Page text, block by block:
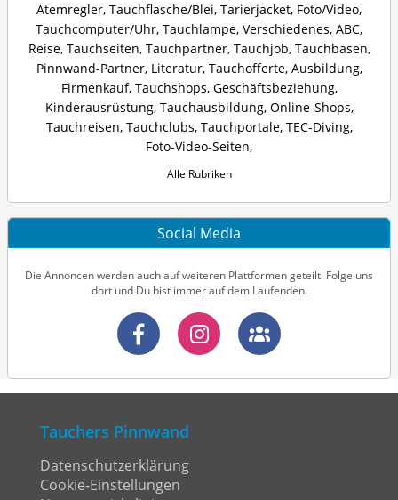
Atemregler, Tauchflasche/Blei, Tarierjacket, Foto/Video,
Tauchcomputer/Uhr, Tauchlampe, Verschiedenes, ABC,
Reise, Tauchseiten, Tauchpartner, Tauchjob, Tauchbasen,
Pinnwand-Partner, Literatur, Tauchofferte, Ausbildung,
Firmenkauf, Tauchshops, Geschäftsbeziehung,
Kinderausrüstung, Tauchausbildung, Online-Shops,
Tauchreisen, Tauchclubs, Tauchportale, TEC-Diving,
Foto-Video-Seiten,
Alle Rubriken
Social Media
Die Annoncen werden auch auf weiteren Plattformen geteilt. Folge uns
dort und Du bist immer auf dem Laufenden.
Tauchers Pinnwand
Datenschutzerklärung
Cookie-Einstellungen